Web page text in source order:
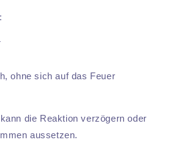
ohne sich auf das Feuer
die Reaktion verzögern oder
aussetzen.